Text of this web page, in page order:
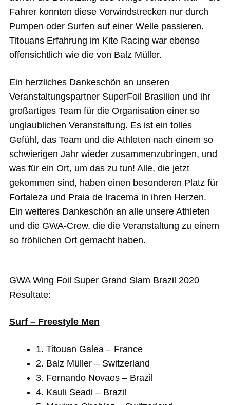
Fahrer konnten diese Vorwindstrecken nur durch
Pumpen oder Surfen auf einer Welle passieren.
Titouans Erfahrung im Kite Racing war ebenso
offensichtlich wie die von Balz Müller.
Ein herzliches Dankeschön an unseren
Veranstaltungspartner SuperFoil Brasilien und ihr
großartiges Team für die Organisation einer so
unglaublichen Veranstaltung. Es ist ein tolles
Gefühl, das Team und die Athleten nach einem so
schwierigen Jahr wieder zusammenzubringen, und
was für ein Ort, um das zu tun! Alle, die jetzt
gekommen sind, haben einen besonderen Platz für
Fortaleza und Praia de Iracema in ihren Herzen.
Ein weiteres Dankeschön an alle unsere Athleten
und die GWA-Crew, die die Veranstaltung zu einem
so fröhlichen Ort gemacht haben.
GWA Wing Foil Super Grand Slam Brazil 2020
Resultate:
Surf – Freestyle Men
1. Titouan Galea – France
2. Balz Müller – Switzerland
3. Fernando Novaes – Brazil
4. Kauli Seadi – Brazil